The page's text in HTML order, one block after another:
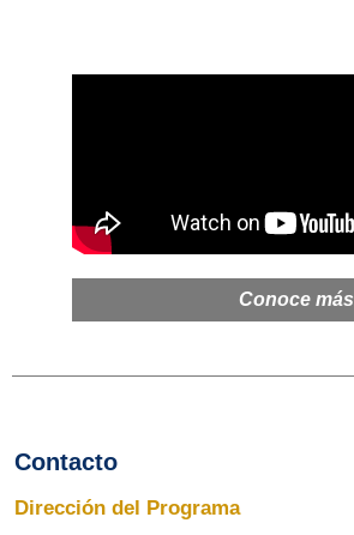
Conoce más
Contacto
Dirección del Programa